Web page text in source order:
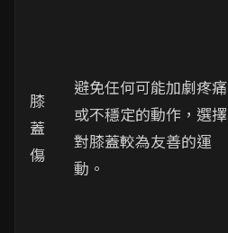
膝
蓋
傷
避免任何可能加劇疼痛
或不穩定的動作，選擇
對膝蓋較為友善的運
動。